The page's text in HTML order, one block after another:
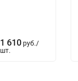
1 610 руб./
шт.